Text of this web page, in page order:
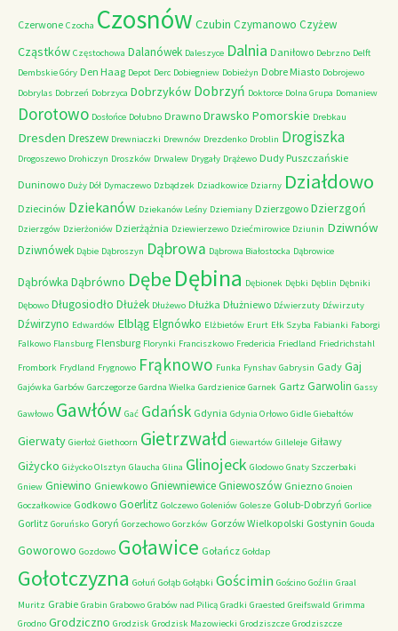
Czerwone Czocha Czosnów Czubin Czymanowo Czyżew
Cząstków Częstochowa Dalanówek Daleszyce Dalnia Daniłowo Debrzno Delft
Dembskie Góry Den Haag Depot Derc Dobiegniew Dobieżyn Dobre Miasto Dobrojewo
Dobrylas Dobrzeń Dobrzyca Dobrzyków Dobrzyń Doktorce Dolna Grupa Domaniew
Dorotowo Dosłońce Dołubno Drawno Drawsko Pomorskie Drebkau
Dresden Dreszew Drewniaczki Drewnów Drezdenko Droblin Drogiszka
Drogoszewo Drohiczyn Droszków Drwalew Drygały Drążewo Dudy Puszczańskie
Duninowo Duży Dół Dymaczewo Dzbądzek Dziadkowice Dziarny Działdowo
Dziecinów Dziekanów Dziekanów Leśny Dziemiany Dzierzgowo Dzierzgoń
Dzierzgów Dzierżoniów Dzierżążnia Dziewierzewo Dziećmirowice Dziunin Dziwnów
Dziwnówek Dąbie Dąbroszyn Dąbrowa Dąbrowa Białostocka Dąbrowice
Dąbrówka Dąbrówno Dębe Dębina Dębionek Dębki Dęblin Dębniki
Dębowo Długosiodło Dłużek Dłużewo Dłużka Dłużniewo Dźwierzuty Dźwirzuty
Dźwirzyno Edwardów Elbląg Elgnówko Elżbietów Erurt Ełk Szyba Fabianki Faborgi
Falkowo Flansburg Flensburg Florynki Franciszkowo Fredericia Friedland Friedrichstahl
Frombork Frydland Frygnowo Frąknowo Funka Fynshav Gabrysin Gady Gaj
Gajówka Garbów Garczegorze Gardna Wielka Gardzienice Garnek Gartz Garwolin Gassy
Gawłowo Gawłów Gać Gdańsk Gdynia Gdynia Orłowo Gidle Giebałtów
Gierwaty Gierłoż Giethoorn Gietrzwałd Giewartów Gilleleje Giławy
Giżycko Giżycko Olsztyn Glaucha Glina Glinojeck Glodowo Gnaty Szczerbaki
Gniew Gniewino Gniewkowo GniewniewiceGniewoszów Gniezno Gnoien
Goczałkowice Godkowo Goerlitz Golczewo Goleniów Golesze Golub-Dobrzyń Gorlice
Gorlitz Goruńsko Goryń Gorzechowo Gorzków Gorzów Wielkopolski Gostynin Gouda
Goworowo Gozdowo Goławice Gołańcz Gołdap
Gołotczyzna Gołuń Gołąb Gołąbki Gościmin Gościno Goźlin Graal
Muritz Grabie Grabin Grabowo Grabów nad Pilicą Gradki Graested Greifswald Grimma
Grodno Grodziczno Grodzisk Grodzisk Mazowiecki Grodziszcze Grodziszcze